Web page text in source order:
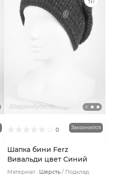
0 Закончился
Шапка бини Ferz
Вивальди цвет Синий
Материал : Шерсть
Подклад: